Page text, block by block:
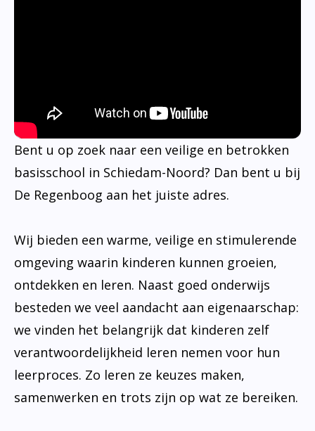
Bent u op zoek naar een veilige en betrokken
basisschool in Schiedam-Noord? Dan bent u bij
De Regenboog aan het juiste adres.
Wij bieden een warme, veilige en stimulerende
omgeving waarin kinderen kunnen groeien,
ontdekken en leren. Naast goed onderwijs
besteden we veel aandacht aan eigenaarschap:
we vinden het belangrijk dat kinderen zelf
verantwoordelijkheid leren nemen voor hun
leerproces. Zo leren ze keuzes maken,
samenwerken en trots zijn op wat ze bereiken.